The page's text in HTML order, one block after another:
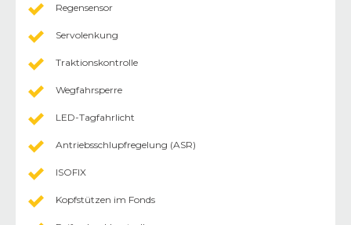
Regensensor
Servolenkung
Traktionskontrolle
Wegfahrsperre
LED-Tagfahrlicht
Antriebsschlupfregelung (ASR)
ISOFIX
Kopfstützen im Fonds